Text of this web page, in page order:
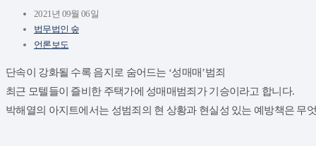
2021년 09월 06일
법무법인 숲
언론보도
단속이 강화될 수록 음지로 숨어드는 ‘성매매’범죄
최근 모텔들이 즐비한 주택가에 성매매범죄가 기승이라고 합니다.
박해열의 아지트에서는 성범죄의 현 상황과 현실성 있는 예방책은 무